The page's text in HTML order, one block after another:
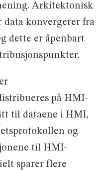
Arkitektonisk
data konvergerer fra
dette er åpenbart
på HMI-
til dataene i HMI,
og
til HMI-
sparer flere